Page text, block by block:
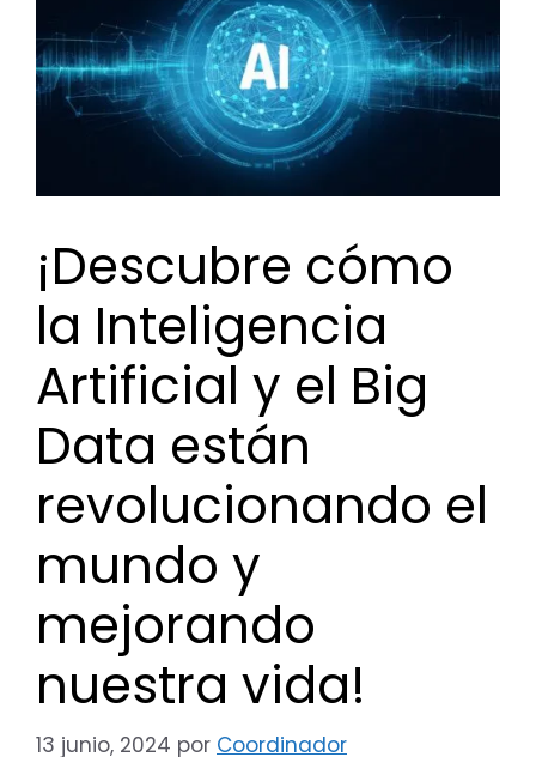
¡Descubre cómo
la Inteligencia
Artificial y el Big
Data están
revolucionando el
mundo y
mejorando
nuestra vida!
13 junio, 2024 por Coordinador